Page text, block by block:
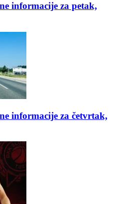
informacije za petak,
informacije za četvrtak,